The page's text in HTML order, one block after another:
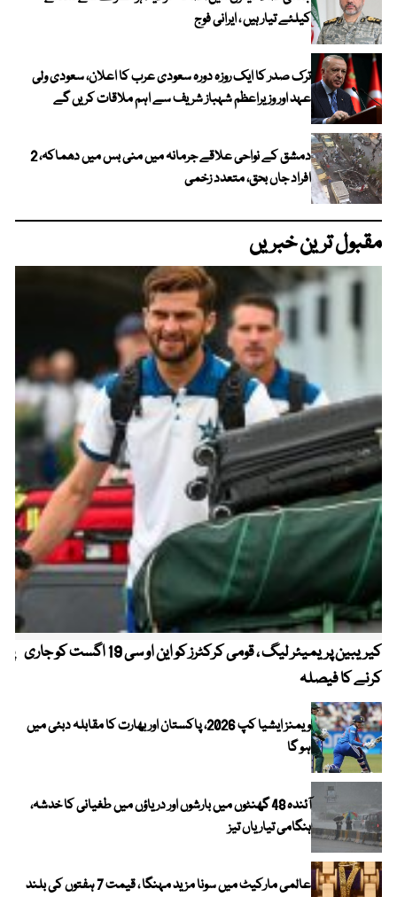
کیلئے تیار ہیں ، ایرانی فوج
ترک صدر کا ایک روزہ دورہ سعودی عرب کا اعلان، سعودی ولی
عہد اور وزیراعظم شہباز شریف سے اہم ملاقات کریں گے
دمشق کے نواحی علاقے جرمانہ میں منی بس میں دھماکہ، 2
افراد جاں بحق، متعدد زخمی
مقبول ترین خبریں
کیریبین پریمیئر لیگ ، قومی کرکٹرز کو این او سی 19 اگست کو جاری
کرنے کا فیصلہ
ویمنز ایشیا کپ 2026، پاکستان اور بھارت کا مقابلہ دبئی میں
ہو گا
آئندہ 48 گھنٹوں میں بارشوں اور دریاؤں میں طغیانی کا خدشہ،
ہنگامی تیاریاں تیز
عالمی مارکیٹ میں سونا مزید مہنگا ، قیمت 7 ہفتوں کی بلند